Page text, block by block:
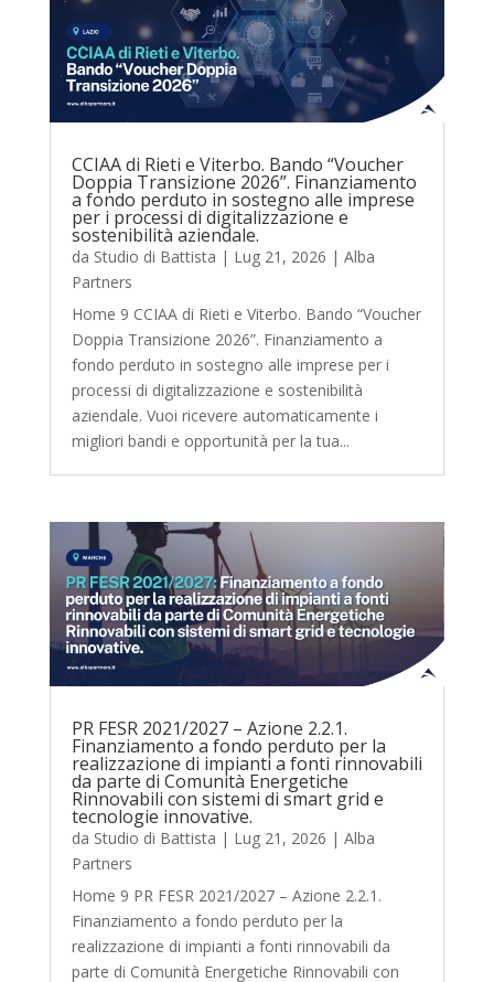
CCIAA di Rieti e Viterbo. Bando “Voucher
Doppia Transizione 2026”. Finanziamento
a fondo perduto in sostegno alle imprese
per i processi di digitalizzazione e
sostenibilità aziendale.
da Studio di Battista | Lug 21, 2026 | Alba
Partners
Home 9 CCIAA di Rieti e Viterbo. Bando “Voucher
Doppia Transizione 2026”. Finanziamento a
fondo perduto in sostegno alle imprese per i
processi di digitalizzazione e sostenibilità
aziendale. Vuoi ricevere automaticamente i
migliori bandi e opportunità per la tua...
PR FESR 2021/2027 – Azione 2.2.1.
Finanziamento a fondo perduto per la
realizzazione di impianti a fonti rinnovabili
da parte di Comunità Energetiche
Rinnovabili con sistemi di smart grid e
tecnologie innovative.
da Studio di Battista | Lug 21, 2026 | Alba
Partners
Home 9 PR FESR 2021/2027 – Azione 2.2.1.
Finanziamento a fondo perduto per la
realizzazione di impianti a fonti rinnovabili da
parte di Comunità Energetiche Rinnovabili con